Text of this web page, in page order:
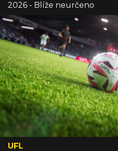
2026 - Blíže neurčeno
UFL